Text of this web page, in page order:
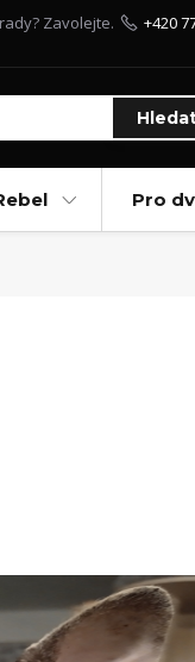
Zavolejte. +420
Pro